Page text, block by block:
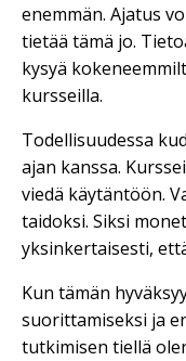
enemmän. Ajatus
tietää tämä jo.
kysyä
kursseilla.
Todellisuudessa
ajan kanssa.
viedä käytäntöön.
taidoksi. Siksi
yksinkertaisesti,
Kun tämän
suorittamiseksi ja
tutkimisen tiellä